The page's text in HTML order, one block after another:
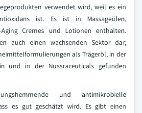
verwendet wird, weil es ein
ist. Es ist in Massageölen,
Aging Cremes und Lotionen enthalten.
auch einen wachsenden Sektor dar;
als Trägeröl, in der
und in der Nussraceuticals gefunden
und antimikrobielle
es gut geschätzt wird. Es gibt einen